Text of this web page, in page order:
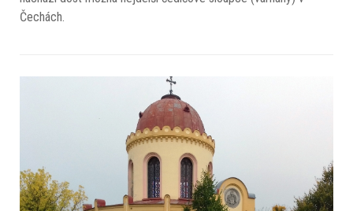
Čechách.